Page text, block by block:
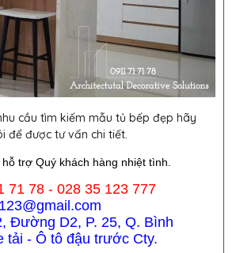
cầu tìm kiếm mẫu tủ bếp đẹp hãy
để được tư vấn chi tiết.
trợ Quý khách hàng nhiệt tình.
71 78 - 028 35 123 777
Đường D2, P. 25, Q. Bình
tải - Ô tô đậu trước Cty.